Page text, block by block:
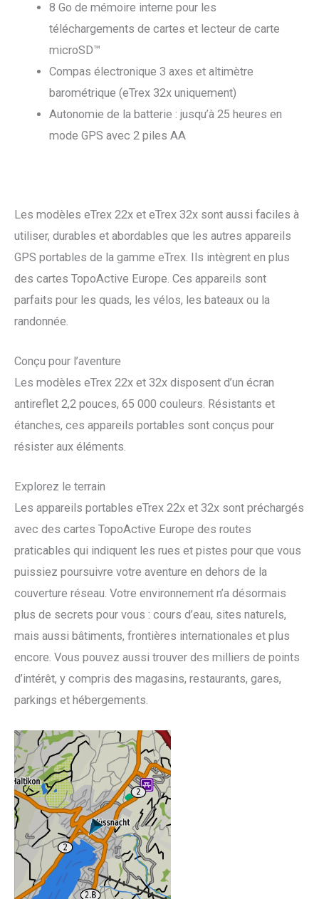
8 Go de mémoire interne pour les
téléchargements de cartes et lecteur de carte
microSD™
Compas électronique 3 axes et altimètre
barométrique (eTrex 32x uniquement)
Autonomie de la batterie : jusqu’à 25 heures en
mode GPS avec 2 piles AA
Les modèles eTrex 22x et eTrex 32x sont aussi faciles à
utiliser, durables et abordables que les autres appareils
GPS portables de la gamme eTrex. Ils intègrent en plus
des cartes TopoActive Europe. Ces appareils sont
parfaits pour les quads, les vélos, les bateaux ou la
randonnée.
Conçu pour l’aventure
Les modèles eTrex 22x et 32x disposent d’un écran
antireflet 2,2 pouces, 65 000 couleurs. Résistants et
étanches, ces appareils portables sont conçus pour
résister aux éléments.
Explorez le terrain
Les appareils portables eTrex 22x et 32x sont préchargés
avec des cartes TopoActive Europe des routes
praticables qui indiquent les rues et pistes pour que vous
puissiez poursuivre votre aventure en dehors de la
couverture réseau. Votre environnement n’a désormais
plus de secrets pour vous : cours d’eau, sites naturels,
mais aussi bâtiments, frontières internationales et plus
encore. Vous pouvez aussi trouver des milliers de points
d’intérêt, y compris des magasins, restaurants, gares,
parkings et hébergements.